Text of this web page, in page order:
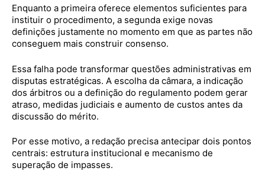
Enquanto a primeira oferece elementos suficientes para
instituir o procedimento, a segunda exige novas
definições justamente no momento em que as partes não
conseguem mais construir consenso.
Essa falha pode transformar questões administrativas em
disputas estratégicas. A escolha da câmara, a indicação
dos árbitros ou a definição do regulamento podem gerar
atraso, medidas judiciais e aumento de custos antes da
discussão do mérito.
Por esse motivo, a redação precisa antecipar dois pontos
centrais: estrutura institucional e mecanismo de
superação de impasses.